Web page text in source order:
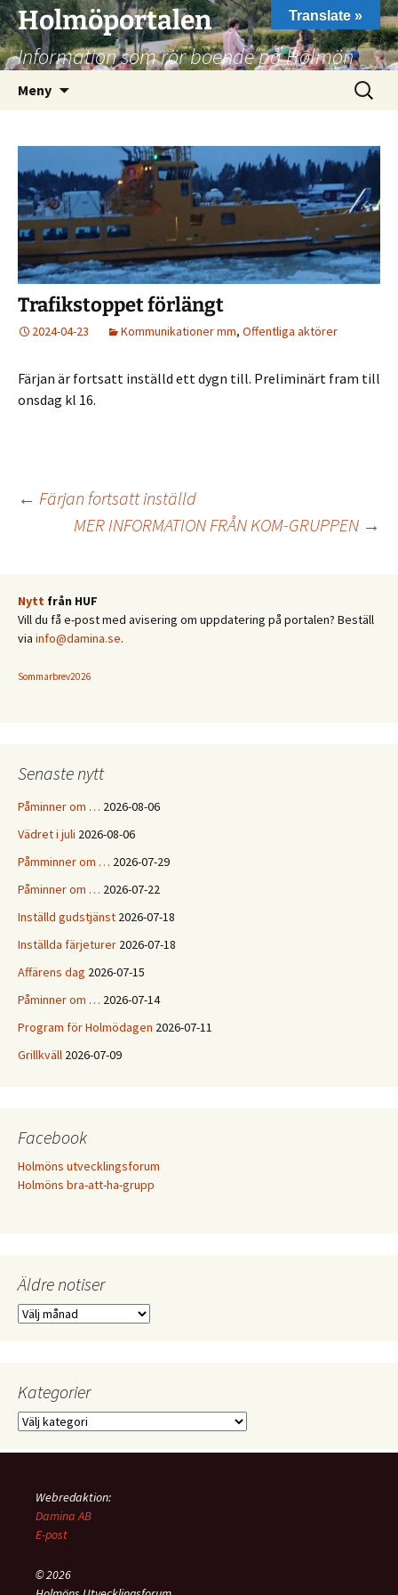
Hoppa
till
innehåll
Holmöportalen
Information som rör boende på Holmön
Meny
Sök
efter:
Trafikstoppet förlängt
2024-04-23 Kommunikationer mm, Offentliga aktörer
Färjan är fortsatt inställd ett dygn till. Preliminärt fram till
onsdag kl 16.
Inläggsnavigering
← Färjan fortsatt inställd
MER INFORMATION FRÅN KOM-GRUPPEN →
Nytt från HUF
Vill du få e-post med avisering om uppdatering på portalen? Beställ
via info@damina.se.
Sommarbrev2026
Senaste nytt
Påminner om … 2026-08-06
Vädret i juli 2026-08-06
Påmminner om … 2026-07-29
Påminner om … 2026-07-22
Inställd gudstjänst 2026-07-18
Inställda färjeturer 2026-07-18
Affärens dag 2026-07-15
Påminner om … 2026-07-14
Program för Holmödagen 2026-07-11
Grillkväll 2026-07-09
Facebook
Holmöns utvecklingsforum
Holmöns bra-att-ha-grupp
Äldre notiser
Äldre
Kategorier
Kategorier
Webredaktion:
Damina AB
E-post
© 2026
Translate »